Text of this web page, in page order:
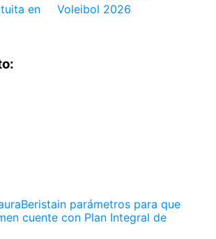
en
Voleibol 2026
parámetros para que
cuente con Plan Integral de